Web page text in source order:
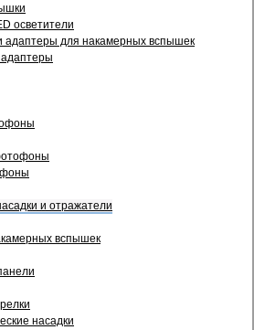
осветители
адаптеры для накамерных вспышек
и отражатели
вспышек
насадки